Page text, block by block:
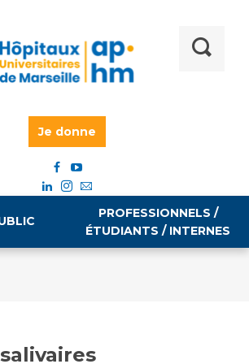
Je donne
PROFESSIONNELS /
ÉTUDIANTS / INTERNES